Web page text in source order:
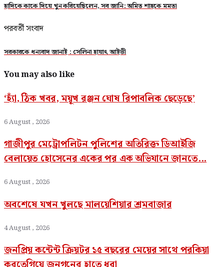
হাদিকে কাকে দিয়ে খুন করিয়েছিলেন, সব জানি: অমিত শাহকে মমতা
পরবর্তী সংবাদ
সরকারকে ধন্যবাদ জানাই : সেলিনা হায়াৎ আইভী
You may also like
‘হ্যাঁ, ঠিক খবর, ময়ূখ রঞ্জন ঘোষ রিপাবলিক ছেড়েছে’
6 August , 2026
গাজীপুর মেট্রোপলিটন পুলিশের অতিরিক্ত ডিআইজি
বেলায়েত হোসেনের একের পর এক অভিযানে জানতে...
6 August , 2026
অবশেষে যখন খুলছে মালয়েশিয়ার শ্রমবাজার
4 August , 2026
জনপ্রিয় কন্টেন্ট ক্রিয়টর ১৫ বছরের মেয়ের সাথে পরকিয়া